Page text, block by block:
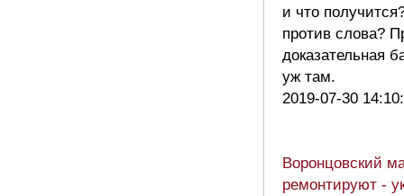
и что
против слова?
доказательная
уж там.
2019-07-30
Воронцовский
ремонтируют -